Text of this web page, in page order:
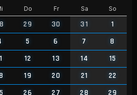
Do Fr Sa So
29 30 31
1
5 6 7
8
12 13 14
15
19 20 21
22
26 27 28 29